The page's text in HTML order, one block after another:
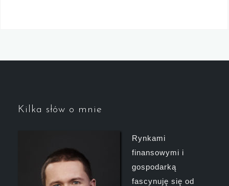
Kilka słów o mnie
Rynkami
finansowymi i
gospodarką
fascynuję się od